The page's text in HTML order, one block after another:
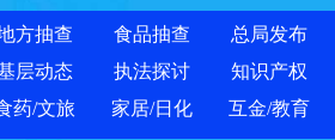
方抽查 食品抽查 总局发布
层动态 执法探讨 知识产权
药/文旅 家居/日化 互金/教育